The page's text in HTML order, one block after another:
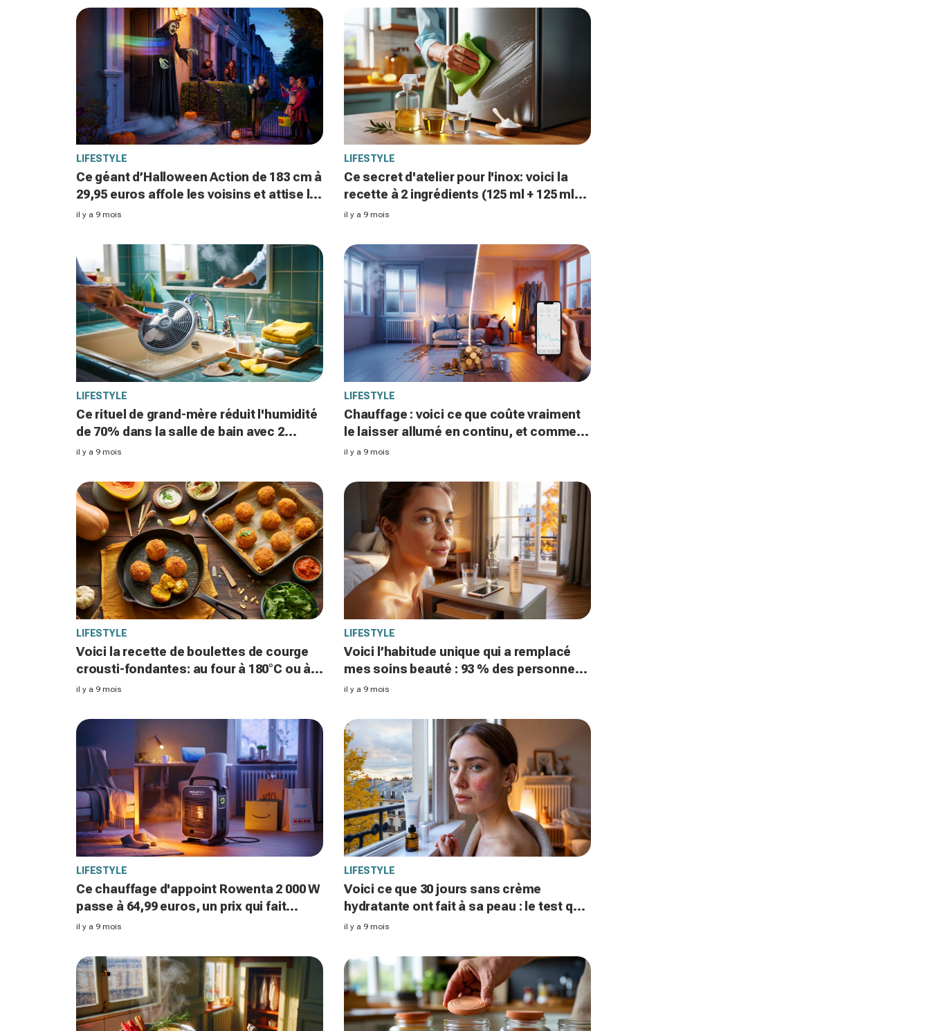
LIFESTYLE
Ce géant d’Halloween Action de 183 cm à
29,95 euros affole les voisins et attise la
curiosité à la tombée de la nuit
il y a 9 mois
LIFESTYLE
Ce secret d'atelier pour l'inox: voici la
recette à 2 ingrédients (125 ml + 125 ml)
que les grand-mères utilisent encore en
il y a 9 mois
LIFESTYLE
Ce rituel de grand-mère réduit l'humidité
de 70% dans la salle de bain avec 2
ingrédients naturels et fait baisser la
il y a 9 mois
LIFESTYLE
Chauffage : voici ce que coûte vraiment
le laisser allumé en continu, et comment
les 1700 € annuels baissent avec un
%
il y a 9 mois
LIFESTYLE
Voici la recette de boulettes de courge
crousti-fondantes: au four à 180°C ou à
la poêle en 12 minutes, le plat d’automne
il y a 9 mois
LIFESTYLE
Voici l’habitude unique qui a remplacé
mes soins beauté : 93 % des personnes
voient une peau plus lumineuse après
il y a 9 mois
LIFESTYLE
Ce chauffage d'appoint Rowenta 2 000 W
passe à 64,99 euros, un prix qui fait
réfléchir face à Gifi, Action et Ikea avant
il y a 9 mois
LIFESTYLE
Voici ce que 30 jours sans crème
hydratante ont fait à sa peau : le test qui
interroge nos habitudes en France à
il y a 9 mois